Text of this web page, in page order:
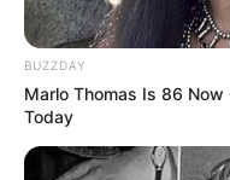
BUZZDAY
Marlo Thomas Is 86
Today